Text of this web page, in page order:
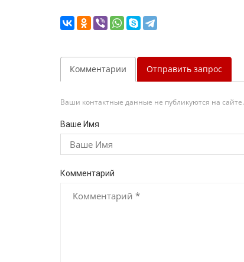
Комментарии Отправить запрос
Ваши контактные данные не публикуются на сайте.
Ваше Имя
Комментарий